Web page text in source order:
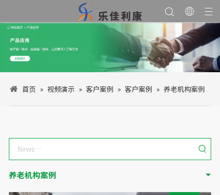
首页 » 视频演示 » 客户案例 » 客户案例 » 养老机构案例
养老机构案例